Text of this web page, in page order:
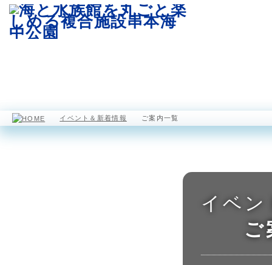
イベント＆新着情報 ご案内一覧
イベン
ご